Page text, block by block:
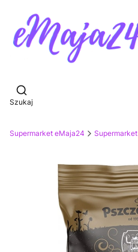
Otwórz wyszukiwarkę
Szukaj
Supermarket eMaja24 Supermarket